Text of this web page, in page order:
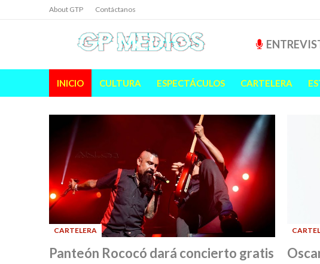
About GTP Contáctanos
INICIO CULTURA ESPECTÁCULOS CARTELERA
CARTELERA
Panteón Rococó dará concierto gratis